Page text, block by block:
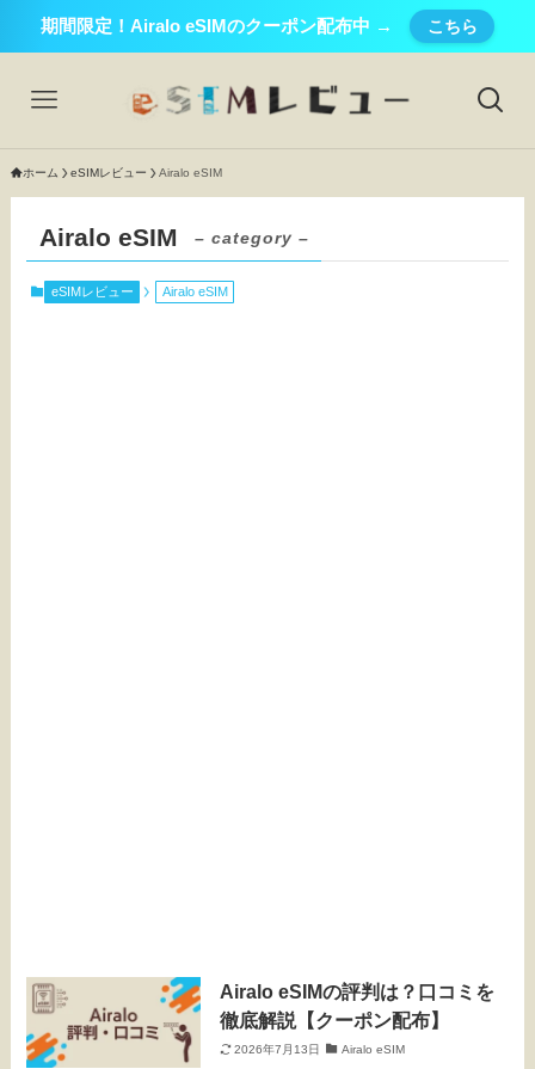
期間限定！Airalo eSIMのクーポン配布中 → こちら
ホーム eSIMレビュー Airalo eSIM
Airalo eSIM – category –
eSIMレビュー Airalo eSIM
Airalo eSIMの評判は？口コミを
徹底解説【クーポン配布】
2026年7月13日 Airalo eSIM